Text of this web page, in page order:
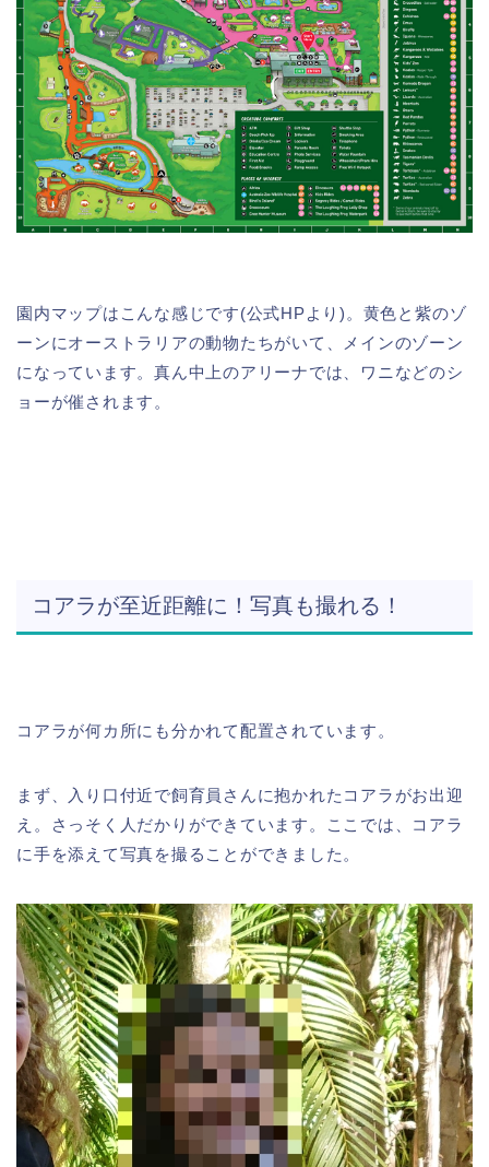
園内マップはこんな感じです(公式HPより)。黄色と紫のゾ
ーンにオーストラリアの動物たちがいて、メインのゾーン
になっています。真ん中上のアリーナでは、ワニなどのシ
ョーが催されます。
コアラが至近距離に！写真も撮れる！
コアラが何カ所にも分かれて配置されています。
まず、入り口付近で飼育員さんに抱かれたコアラがお出迎
え。さっそく人だかりができています。ここでは、コアラ
に手を添えて写真を撮ることができました。